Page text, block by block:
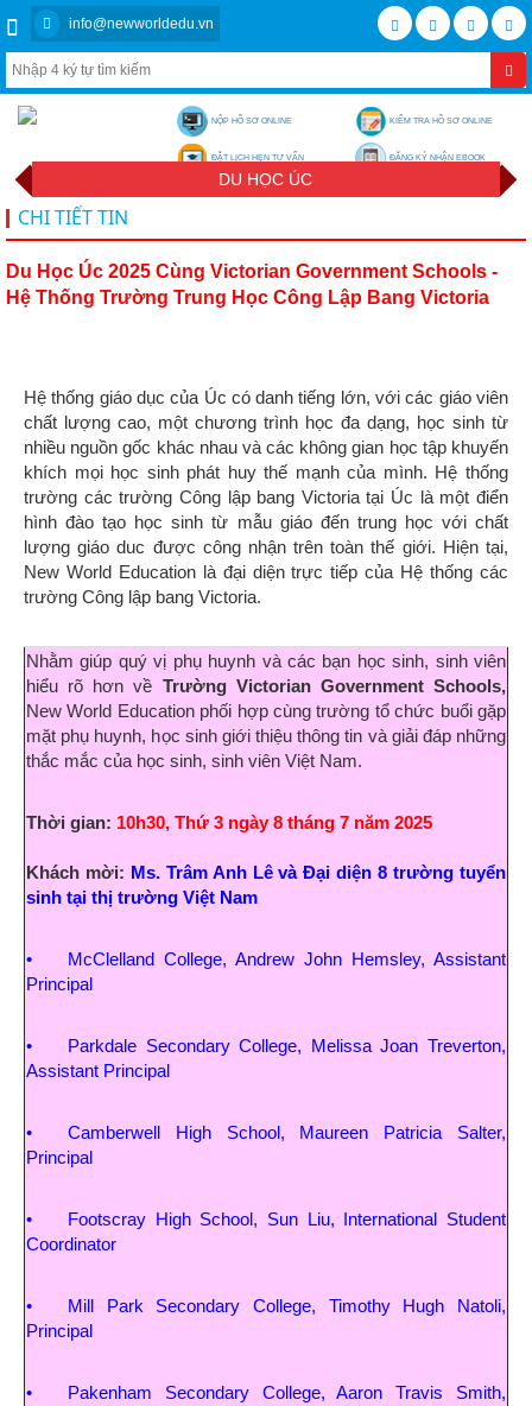
info@newworldedu.vn
NỘP HỒ SƠ ONLINE KIỂM TRA HỒ SƠ ONLINE
ĐẶT LỊCH HẸN TƯ VẤN ĐĂNG KÝ NHẬN EBOOK
DU HỌC ÚC
CHI TIẾT TIN
Du Học Úc 2025 Cùng Victorian Government Schools -
Hệ Thống Trường Trung Học Công Lập Bang Victoria
Hệ thống giáo dục của Úc có danh tiếng lớn, với các giáo viên
chất lượng cao, một chương trình học đa dạng, học sinh từ
nhiều nguồn gốc khác nhau và các không gian học tập khuyến
khích mọi học sinh phát huy thế mạnh của mình. Hệ thống
trường các trường Công lập bang Victoria tại Úc là một điển
hình đào tạo học sinh từ mẫu giáo đến trung học với chất
lượng giáo duc được công nhận trên toàn thế giới. Hiện tại,
New World Education là đại diện trực tiếp của Hệ thống các
trường Công lập bang Victoria.
Nhằm giúp quý vị phụ huynh và các bạn học sinh, sinh viên
hiểu rõ hơn về Trường Victorian Government Schools,
New World Education phối hợp cùng trường tổ chức buổi gặp
mặt phụ huynh, học sinh giới thiệu thông tin và giải đáp những
thắc mắc của học sinh, sinh viên Việt Nam.
Thời gian: 10h30, Thứ 3 ngày 8 tháng 7 năm 2025
Khách mời: Ms. Trâm Anh Lê vàĐại diện 8 trường tuyển
sinh tại thị trường Việt Nam
• McClelland College, Andrew John Hemsley, Assistant
Principal
• Parkdale Secondary College, Melissa Joan Treverton,
Assistant Principal
• Camberwell High School, Maureen Patricia Salter,
Principal
• Footscray High School, Sun Liu, International Student
Coordinator
• Mill Park Secondary College, Timothy Hugh Natoli,
Principal
• Pakenham Secondary College, Aaron Travis Smith,